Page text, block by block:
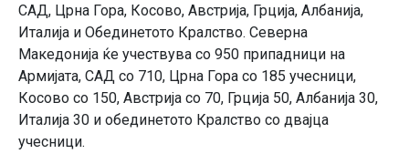
САД, Црна Гора, Косово, Австрија, Грција, Албанија,
Италија и Обединетото Кралство. Северна
Македонија ќе учествува со 950 припадници на
Армијата, САД со 710, Црна Гора со 185 учесници,
Косово со 150, Австрија со 70, Грција 50, Албанија 30,
Италија 30 и обединетото Кралство со двајца
учесници.